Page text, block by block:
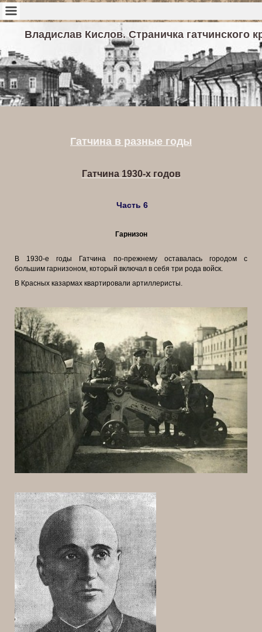
Владислав Кислов. Страничка гатчинского
Гатчина в разные годы
Гатчина 1930-х годов
Часть 6
Гарнизон
В 1930-е годы Гатчина по-прежнему оставалась городом с
большим гарнизоном, который включал в себя три рода войск.
В Красных казармах квартировали артиллеристы.